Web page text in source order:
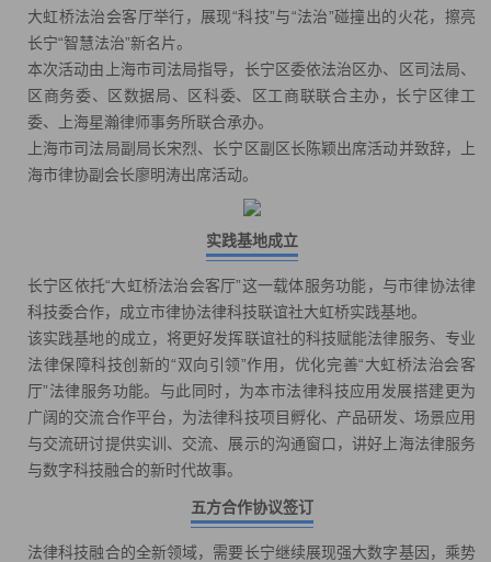
大虹桥法治会客厅举行，展现“科技”与“法治”碰撞出的火花，擦亮
长宁“智慧法治”新名片。
本次活动由上海市司法局指导，长宁区委依法治区办、区司法局、
区商务委、区数据局、区科委、区工商联联合主办，长宁区律工
委、上海星瀚律师事务所联合承办。
上海市司法局副局长宋烈、长宁区副区长陈颖出席活动并致辞，上
海市律协副会长廖明涛出席活动。
实践基地成立
长宁区依托“大虹桥法治会客厅”这一载体服务功能，与市律协法律
科技委合作，成立市律协法律科技联谊社大虹桥实践基地。
该实践基地的成立，将更好发挥联谊社的科技赋能法律服务、专业
法律保障科技创新的“双向引领”作用，优化完善“大虹桥法治会客
厅”法律服务功能。与此同时，为本市法律科技应用发展搭建更为
广阔的交流合作平台，为法律科技项目孵化、产品研发、场景应用
与交流研讨提供实训、交流、展示的沟通窗口，讲好上海法律服务
与数字科技融合的新时代故事。
五方合作协议签订
法律科技融合的全新领域，需要长宁继续展现强大数字基因，乘势